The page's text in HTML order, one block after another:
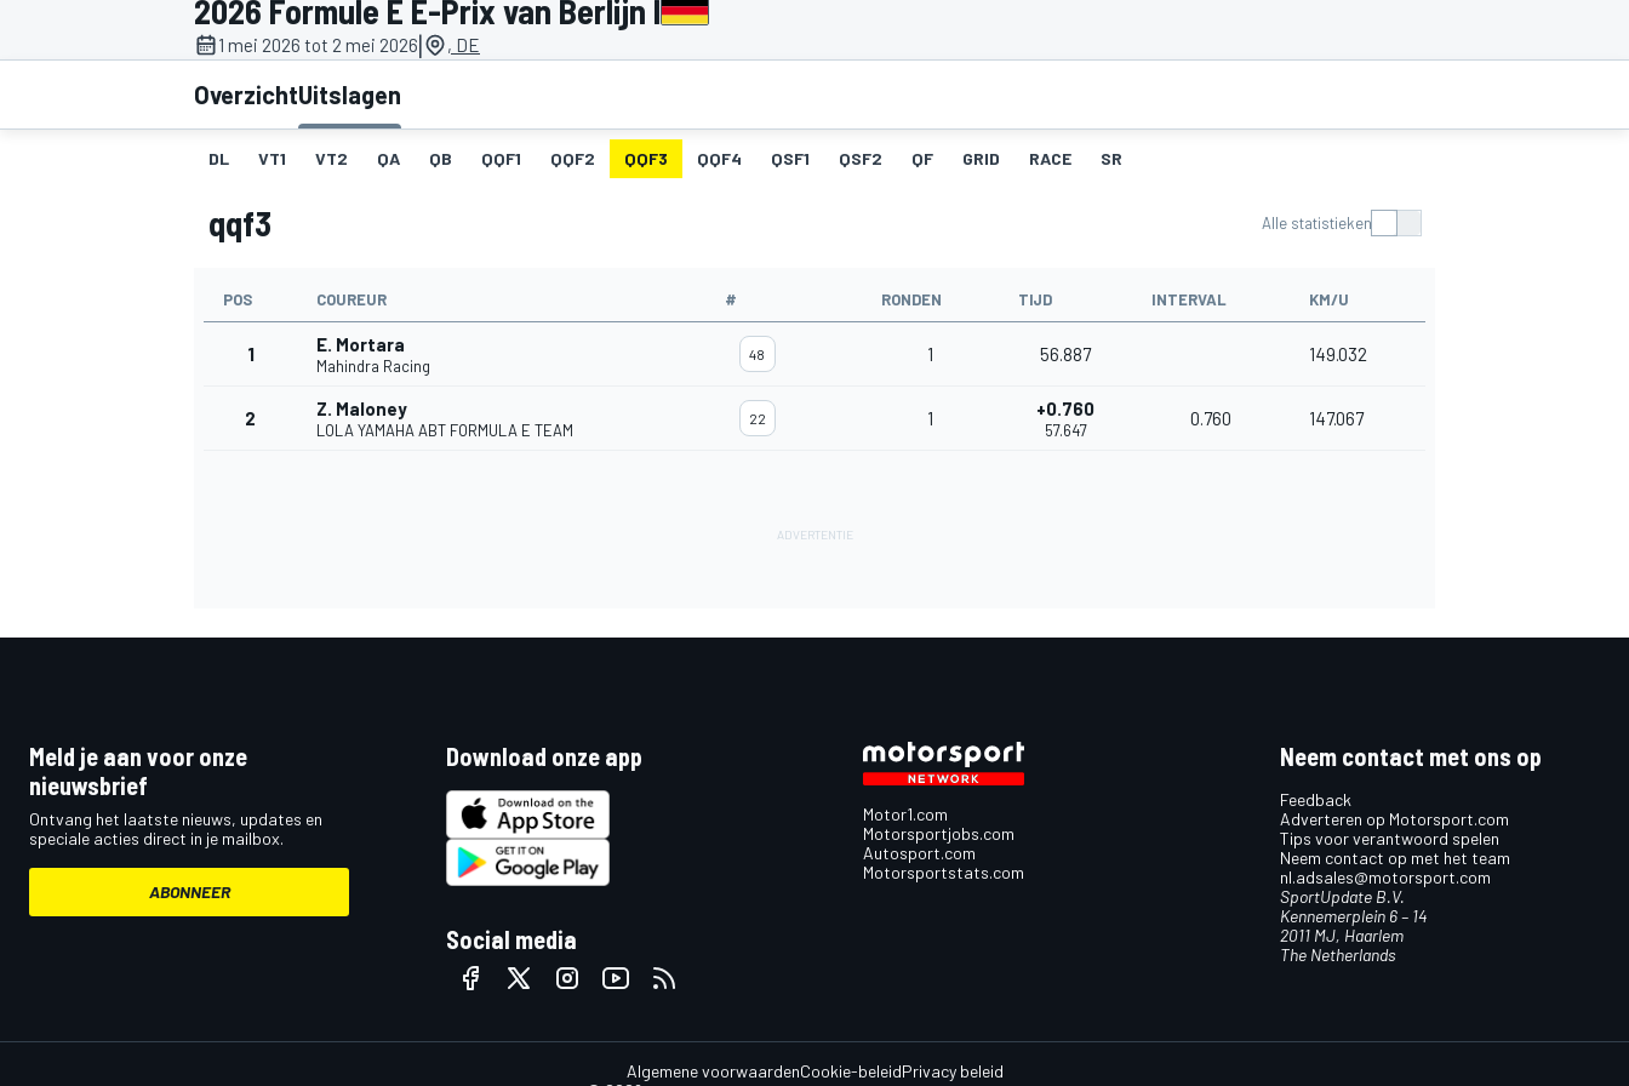
INDYCAR
2026 Formule E E-Prix van Berlijn I
1 mei 2026 tot 2 mei 2026| , DE
OverzichtUitslagen
DL VT1 VT2 QA QB QQF1 QQF2 QQF3 QQF4 QSF1 QSF2 QF GRID RACE SR
qqf3 Alle statistieken
POS COUREUR # RONDEN TIJD INTERVAL KM/U
1 E. Mortara
Mahindra Racing
48 1 56.887 149.032
2 Z. Maloney
LOLA YAMAHA ABT FORMULA E TEAM
22 1 +0.760
57.647
0.760 147.067
Meld je aan voor onze
nieuwsbrief
Ontvang het laatste nieuws, updates en
speciale acties direct in je mailbox.
ABONNEER
Download onze app
Social media
Motor1.com
Motorsportjobs.com
Autosport.com
Motorsportstats.com
Neem contact met ons op
Feedback
Adverteren op Motorsport.com
Tips voor verantwoord spelen
Neem contact op met het team
nl.adsales@motorsport.com
SportUpdate B.V.
Kennemerplein 6 – 14
2011 MJ, Haarlem
The Netherlands
Algemene voorwaardenCookie-beleidPrivacy beleid